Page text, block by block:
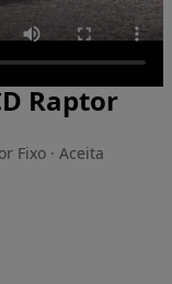
Raptor
Fixo · Aceita